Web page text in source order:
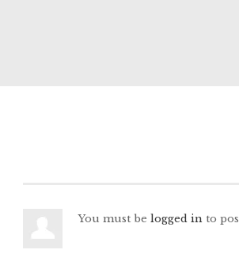
You must be logged in to